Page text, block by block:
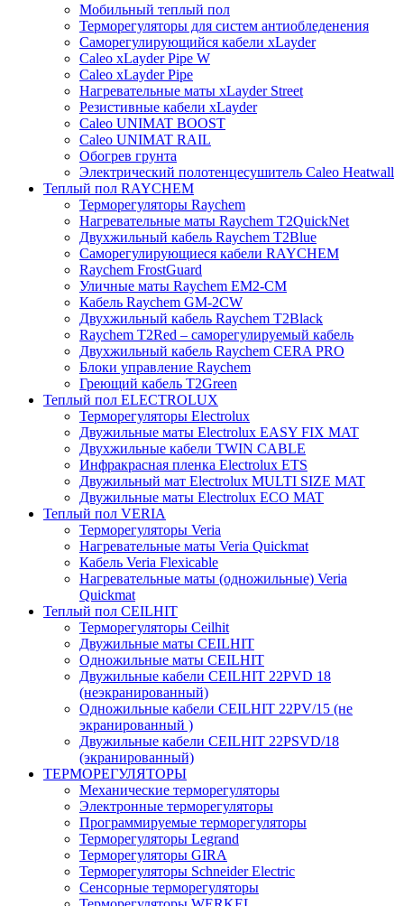
Мобильный теплый пол
Терморегуляторы для систем антиобледенения
Саморегулирующийся кабели xLayder
Caleo xLayder Pipe W
Caleo xLayder Pipe
Нагревательные маты xLayder Street
Резистивные кабели xLayder
Caleo UNIMAT BOOST
Caleo UNIMAT RAIL
Обогрев грунта
Электрический полотенцесушитель Caleo Heatwall
Теплый пол RAYCHEM
Терморегуляторы Raychem
Нагревательные маты Raychem T2QuickNet
Двухжильный кабель Raychem T2Blue
Саморегулирующиеся кабели RAYCHEM
Raychem FrostGuard
Уличные маты Raychem EM2-CM
Кабель Raychem GM-2CW
Двухжильный кабель Raychem T2Black
Raychem T2Red – саморегулируемый кабель
Двухжильный кабель Raychem CERA PRO
Блоки управление Raychem
Греющий кабель T2Green
Теплый пол ELECTROLUX
Терморегуляторы Electrolux
Двужильные маты Electrolux EASY FIX MAT
Двухжильные кабели TWIN CABLE
Инфракрасная пленка Electrolux ETS
Двужильный мат Electrolux MULTI SIZE MAT
Двужильные маты Electrolux ECO MAT
Теплый пол VERIA
Терморегуляторы Veria
Нагревательные маты Veria Quickmat
Кабель Veria Flexicable
Нагревательные маты (одножильные) Veria
Quickmat
Теплый пол CEILHIT
Терморегуляторы Ceilhit
Двужильные маты CEILHIT
Одножильные маты CEILHIT
Двужильные кабели CEILHIT 22PVD 18
(неэкранированный)
Одножильные кабели CEILHIT 22PV/15 (не
экранированный )
Двужильные кабели CEILHIT 22PSVD/18
(экранированный)
ТЕРМОРЕГУЛЯТОРЫ
Механические терморегуляторы
Электронные терморегуляторы
Программируемые терморегуляторы
Терморегуляторы Legrand
Терморегуляторы GIRA
Терморегуляторы Schneider Electric
Сенсорные терморегуляторы